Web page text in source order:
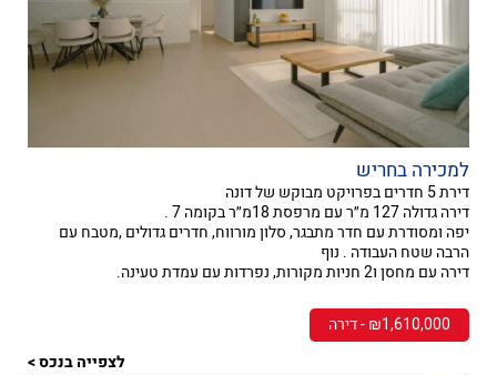
למכירה בחריש
דירת 5 חדרים בפרויקט מבוקש של דונה
דירה גדולה 127 מ״ר עם מרפסת 18מ״ר בקומה 7 .
יפה ומסודרת עם חדר מתבגר, סלון מורווח, חדרים גדולים ,מטבח עם
הרבה שטח העבודה . נוף
דירה עם מחסן ו2 חניות מקורות, נפרדות עם עמדת טעינה.
₪1,610,000 - דירה
לצפייה בנכס >